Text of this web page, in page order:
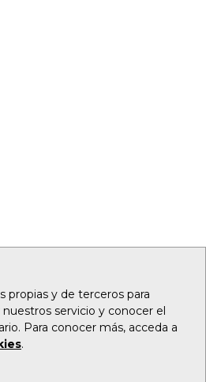
propias y de terceros para
servicio y conocer el
Para conocer más, acceda a
.